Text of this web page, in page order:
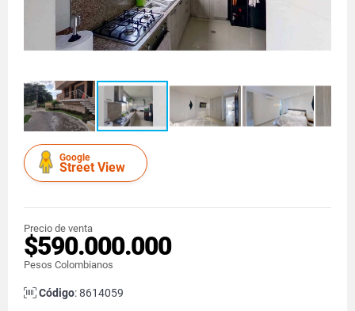
Google
Street View
Precio de venta
$590.000.000
Pesos Colombianos
Código: 8614059